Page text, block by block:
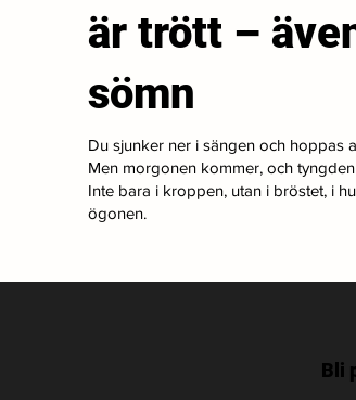
är trött –
sömn
Du sjunker ner i sängen och hoppas
Men morgonen kommer, och
Inte bara i kroppen, utan i bröstet, i
ögonen.
Bli